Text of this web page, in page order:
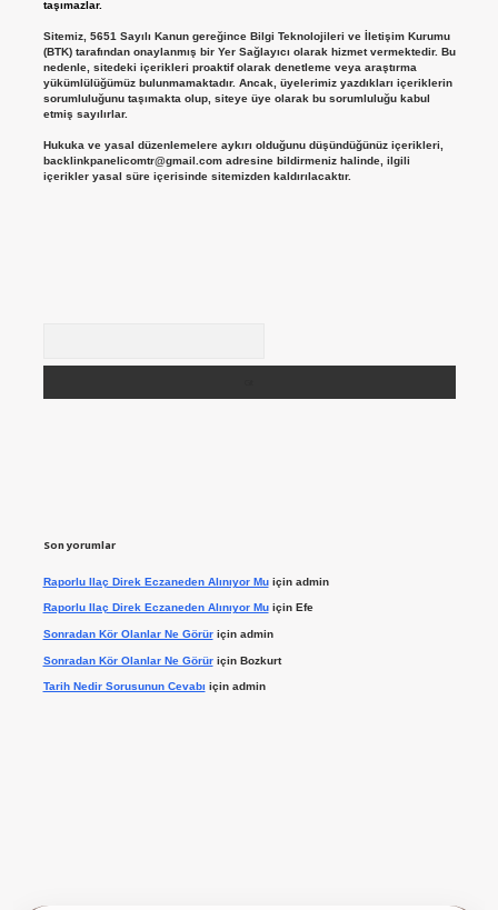
taşımazlar.
Sitemiz, 5651 Sayılı Kanun gereğince Bilgi Teknolojileri ve İletişim Kurumu
(BTK) tarafından onaylanmış bir Yer Sağlayıcı olarak hizmet vermektedir. Bu
nedenle, sitedeki içerikleri proaktif olarak denetleme veya araştırma
yükümlülüğümüz bulunmamaktadır. Ancak, üyelerimiz yazdıkları içeriklerin
sorumluluğunu taşımakta olup, siteye üye olarak bu sorumluluğu kabul
etmiş sayılırlar.
Hukuka ve yasal düzenlemelere aykırı olduğunu düşündüğünüz içerikleri,
backlinkpanelicomtr@gmail.comadresine bildirmeniz halinde, ilgili
içerikler yasal süre içerisinde sitemizden kaldırılacaktır.
Son yorumlar
Raporlu Ilaç Direk Eczaneden Alınıyor Muiçin admin
Raporlu Ilaç Direk Eczaneden Alınıyor Muiçin Efe
Sonradan Kör Olanlar Ne Görüriçin admin
Sonradan Kör Olanlar Ne Görüriçin Bozkurt
Tarih Nedir Sorusunun Cevabı için admin